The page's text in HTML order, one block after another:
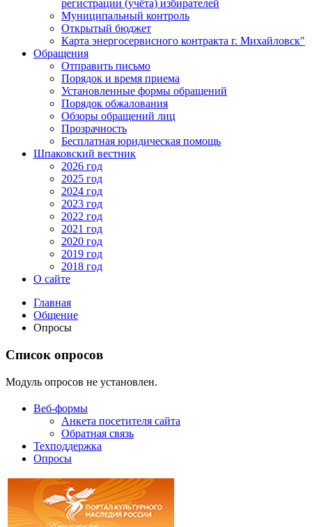
регистрации (учёта) избирателей
Муниципальный контроль
Открытый бюджет
Карта энергосервисного контракта г. Михайловск"
Обращения
Отправить письмо
Порядок и время приема
Установленные формы обращений
Порядок обжалования
Обзоры обращений лиц
Прозрачность
Бесплатная юридическая помощь
Шпаковский вестник
2026 год
2025 год
2024 год
2023 год
2022 год
2021 год
2020 год
2019 год
2018 год
О сайте
Главная
Общение
Опросы
Список опросов
Модуль опросов не установлен.
Веб-формы
Анкета посетителя сайта
Обратная связь
Техподдержка
Опросы